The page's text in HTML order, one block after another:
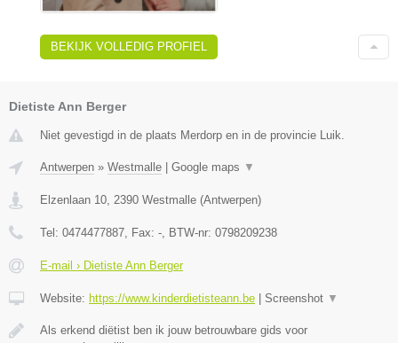
BEKIJK VOLLEDIG PROFIEL
Dietiste Ann Berger
Niet gevestigd in de plaats Merdorp en in de provincie Luik.
Antwerpen » Westmalle | Google maps ▼
Elzenlaan 10 2390 Westmalle (Antwerpen)
Tel: 0474477887 , Fax: - , BTW-nr: 0798209238
E-mail › Dietiste Ann Berger
Website: https://www.kinderdietisteann.be | Screenshot ▼
Als erkend diëtist ben ik jouw betrouwbare gids voor